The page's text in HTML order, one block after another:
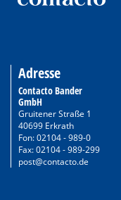
Adresse
Contacto Bander
GmbH
Gruitener Straße 1
40699 Erkrath
Fon: 02104 - 989-0
Fax: 02104 - 989-299
post@contacto.de